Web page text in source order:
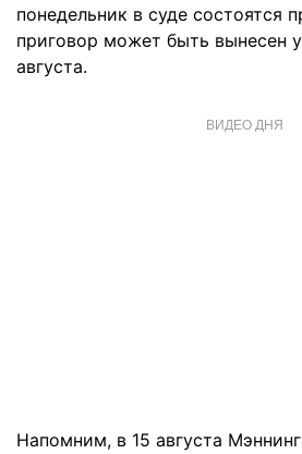
понедельник в суде состоятся
приговор может быть вынесен
августа.
ВИДЕО ДНЯ
Напомним, в 15 августа